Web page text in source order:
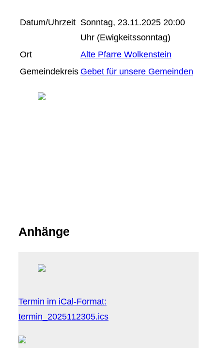
Datum/Uhrzeit Sonntag, 23.11.2025 20:00
Uhr (Ewigkeitssonntag)
Ort
Alte Pfarre Wolkenstein
Gemeindekreis Gebet für unsere Gemeinden
Anhänge
Termin im iCal-Format:
termin_2025112305.ics